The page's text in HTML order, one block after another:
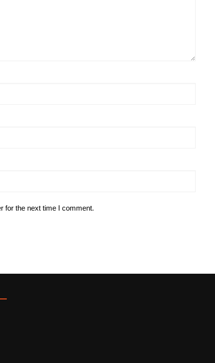
for the next time I comment.